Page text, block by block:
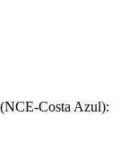
Costa Azul):